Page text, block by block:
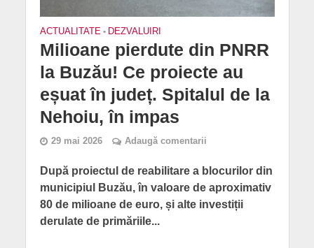
ACTUALITATE • DEZVALUIRI
Milioane pierdute din PNRR
la Buzău! Ce proiecte au
eșuat în județ. Spitalul de la
Nehoiu, în impas
29 mai 2026 Adaugă comentarii
După proiectul de reabilitare a blocurilor din
municipiul Buzău, în valoare de aproximativ
80 de milioane de euro, și alte investiții
derulate de primăriile...